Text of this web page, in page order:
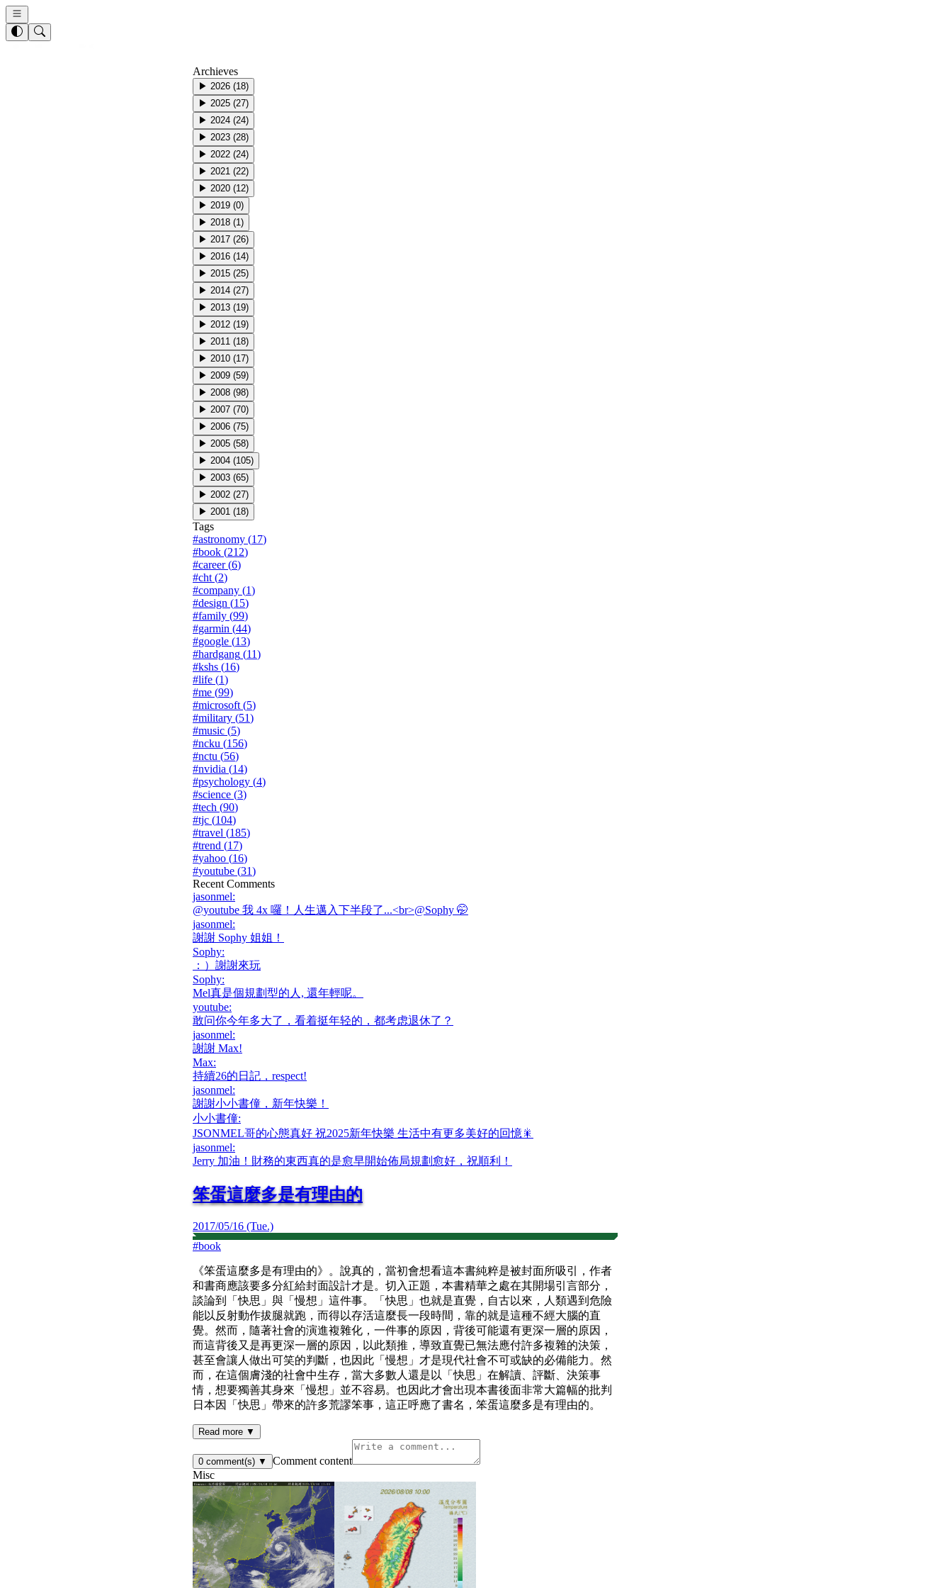
Archieves
▶ 2026 (18)
▶ 2025 (27)
▶ 2024 (24)
▶ 2023 (28)
▶ 2022 (24)
▶ 2021 (22)
▶ 2020 (12)
▶ 2019 (0)
▶ 2018 (1)
▶ 2017 (26)
▶ 2016 (14)
▶ 2015 (25)
▶ 2014 (27)
▶ 2013 (19)
▶ 2012 (19)
▶ 2011 (18)
▶ 2010 (17)
▶ 2009 (59)
▶ 2008 (98)
▶ 2007 (70)
▶ 2006 (75)
▶ 2005 (58)
▶ 2004 (105)
▶ 2003 (65)
▶ 2002 (27)
▶ 2001 (18)
Tags
#astronomy (17)
#book (212)
#career(6)
#cht (2)
#company (1)
#design (15)
#family (99)
#garmin (44)
#google (13)
#hardgang (11)
#kshs (16)
#life (1)
#me (99)
#microsoft (5)
#military (51)
#music (5)
#ncku (156)
#nctu (56)
#nvidia (14)
#psychology (4)
#science (3)
#tech (90)
#tjc (104)
#travel (185)
#trend (17)
#yahoo (16)
#youtube (31)
Recent Comments
jasonmel:
@youtube 我 4x 囉！人生邁入下半段了...<br>@Sophy 🤭
jasonmel:
謝謝 Sophy 姐姐！
Sophy:
：）謝謝來玩
Sophy:
Mel真是個規劃型的人, 還年輕呢。
youtube:
敢问你今年多大了，看着挺年轻的，都考虑退休了？
jasonmel:
謝謝 Max!
Max:
持續26的日記，respect!
jasonmel:
謝謝小小書僮，新年快樂！
小小書僮:
JSONMEL哥的心態真好 祝2025新年快樂 生活中有更多美好的回憶🎇
jasonmel:
Jerry 加油！財務的東西真的是愈早開始佈局規劃愈好，祝順利！
笨蛋這麼多是有理由的
2017/05/16 (Tue.)
#book
《笨蛋這麼多是有理由的》。說真的，當初會想看這本書純粹是被封面所吸引，作者
和書商應該要多分紅給封面設計才是。切入正題，本書精華之處在其開場引言部分，
談論到「快思」與「慢想」這件事。「快思」也就是直覺，自古以來，人類遇到危險
能以反射動作拔腿就跑，而得以存活這麼長一段時間，靠的就是這種不經大腦的直
覺。然而，隨著社會的演進複雜化，一件事的原因，背後可能還有更深一層的原因，
而這背後又是再更深一層的原因，以此類推，導致直覺已無法應付許多複雜的決策，
甚至會讓人做出可笑的判斷，也因此「慢想」才是現代社會不可或缺的必備能力。然
而，在這個膚淺的社會中生存，當大多數人還是以「快思」在解讀、評斷、決策事
情，想要獨善其身來「慢想」並不容易。也因此才會出現本書後面非常大篇幅的批判
日本因「快思」帶來的許多荒謬笨事，這正呼應了書名，笨蛋這麼多是有理由的。
Read more ▼
0 comment(s) ▼
Comment content
Misc